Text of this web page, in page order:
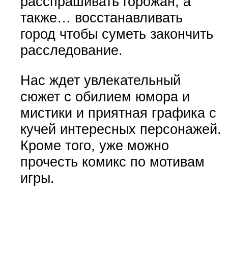
также… восстанавливать
город чтобы суметь закончить
расследование.
Нас ждет увлекательный
сюжет с обилием юмора и
мистики и приятная графика с
кучей интересных персонажей.
Кроме того, уже можно
прочесть комикс по мотивам
игры.